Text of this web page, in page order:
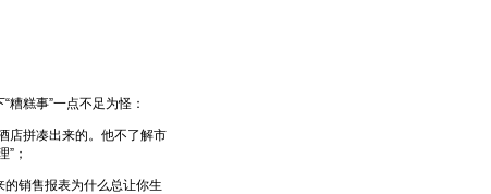
糕事”一点不足为怪：
拼凑出来的。他不了解市
；
销售报表为什么总让你生